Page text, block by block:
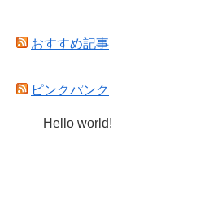
おすすめ記事
ピンクパンク
Hello world!